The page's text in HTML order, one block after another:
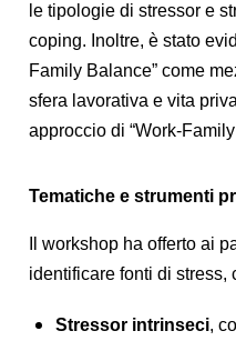
le tipologie di stressor e
coping. Inoltre, è stato
Family Balance” come
sfera lavorativa e vita
approccio di “Work-
Tematiche e strumenti
Il workshop ha offerto ai
identificare fonti di stress,
Stressor intrinseci,